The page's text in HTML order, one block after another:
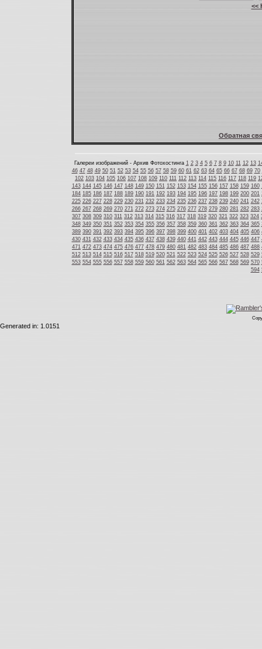
<<
Обратная
Галереи изображений - Архив Фотохостинга 1 2 3 4 5 6 7 8 9 10 11 12 13
46 47 48 49 50 51 52 53 54 55 56 57 58 59 60 61 62 63 64 65 66 67 68 69 70
102 103 104 105 106 107 108 109 110 111 112 113 114 115 116 117 118 119
143 144 145 146 147 148 149 150 151 152 153 154 155 156 157 158 159 160
184 185 186 187 188 189 190 191 192 193 194 195 196 197 198 199 200 201
225 226 227 228 229 230 231 232 233 234 235 236 237 238 239 240 241 242
266 267 268 269 270 271 272 273 274 275 276 277 278 279 280 281 282 283
307 308 309 310 311 312 313 314 315 316 317 318 319 320 321 322 323 324
348 349 350 351 352 353 354 355 356 357 358 359 360 361 362 363 364 365
389 390 391 392 393 394 395 396 397 398 399 400 401 402 403 404 405 406
430 431 432 433 434 435 436 437 438 439 440 441 442 443 444 445 446 447
471 472 473 474 475 476 477 478 479 480 481 482 483 484 485 486 487 488
512 513 514 515 516 517 518 519 520 521 522 523 524 525 526 527 528 529
553 554 555 556 557 558 559 560 561 562 563 564 565 566 567 568 569 570
594
Generated in: 1.0151